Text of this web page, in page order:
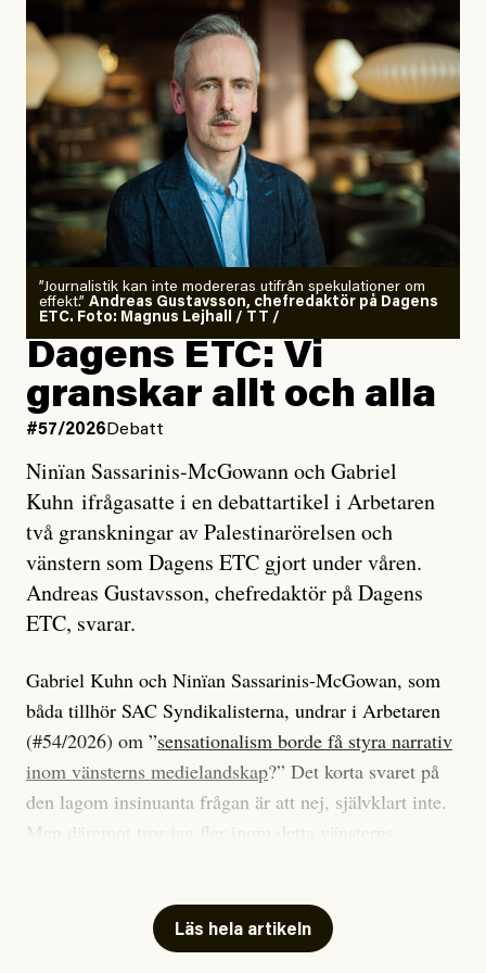
”Journalistik kan inte modereras utifrån spekulationer om
effekt.” Andreas Gustavsson, chefredaktör på Dagens
ETC. Foto: Magnus Lejhall / TT /
Dagens ETC: Vi
granskar allt och alla
#57/2026 Debatt
Ninïan Sassarinis-McGowann och Gabriel
Kuhn ifrågasatte i en debattartikel i Arbetaren
två granskningar av Palestinarörelsen och
vänstern som Dagens ETC gjort under våren.
Andreas Gustavsson, chefredaktör på Dagens
ETC, svarar.
Gabriel Kuhn och Ninïan Sassarinis-McGowan, som
båda tillhör SAC Syndikalisterna, undrar i Arbetaren
(#54/2026) om ”sensationalism borde få styra narrativ
inom vänsterns medielandskap?” Det korta svaret på
den lagom insinuanta frågan är att nej, självklart inte.
Men däremot tror jag fler inom detta vänsterns
journalistik som vänder sig till många snarare än att
jaga inbördes beundran. Det har i alla fall fungerat för
Läs hela artikeln